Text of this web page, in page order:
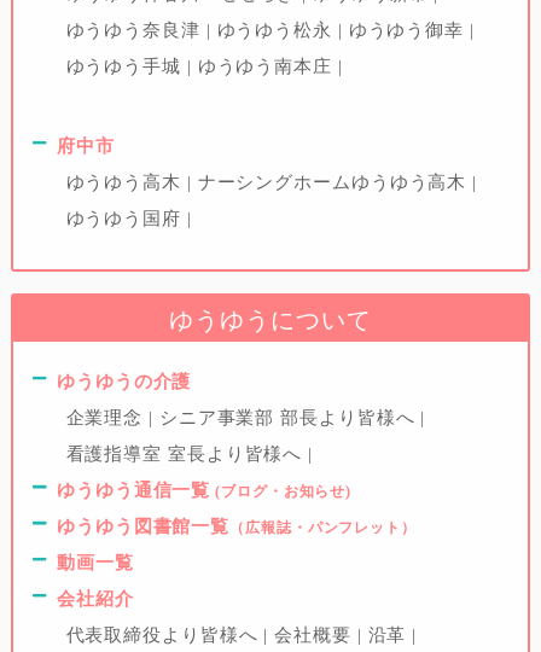
ゆうゆう奈良津
ゆうゆう松永
ゆうゆう御幸
ゆうゆう手城
ゆうゆう南本庄
府中市
ゆうゆう高木
ナーシングホームゆうゆう高木
ゆうゆう国府
ゆうゆうについて
ゆうゆうの介護
企業理念
シニア事業部 部長より皆様へ
看護指導室 室長より皆様へ
ゆうゆう通信一覧 (ブログ・お知らせ)
ゆうゆう図書館一覧 （広報誌・パンフレット）
動画一覧
会社紹介
代表取締役より皆様へ
会社概要
沿革